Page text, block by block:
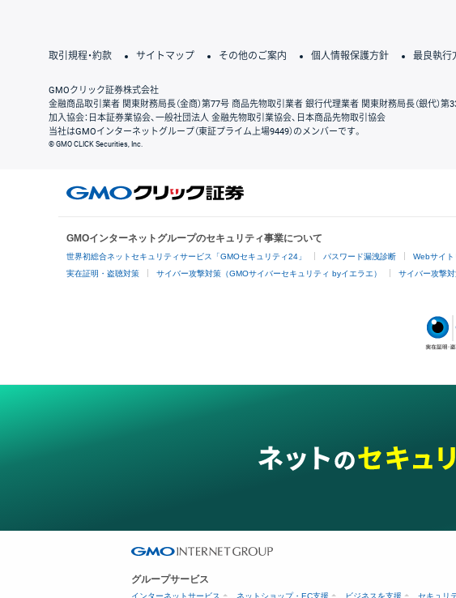
取引規程・約款 サイトマップ その他のご案内 個人情報保護方針 最良執行
GMOクリック証券株式会社
金融商品取引業者 関東財務局長（金商）第77号 商品先物取引業者 銀行代理業者 関東財務局長（銀代）
加入協会：日本証券業協会、一般社団法人 金融先物取引業協会、日本商品先物取引協会
当社はGMOインターネットグループ（東証プライム上場9449）のメンバーです。
© GMO CLICK Securities, Inc.
GMOインターネットグループのセキュリティ事業について
世界初総合ネットセキュリティサービス「GMOセキュリティ24」 パスワード漏洩診断 Webサイ
実在証明・盗聴対策 サイバー攻撃対策（GMOサイバーセキュリティ byイエラエ） サイバー攻撃
グループサービス
インターネットサービス ネットショップ・EC支援 ビジネスを支援 セキュリ